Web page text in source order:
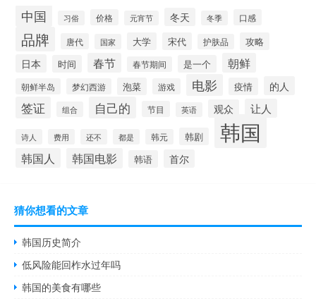
中国 习俗 价格 元宵节 冬天 冬季 口感
品牌 唐代 国家 大学 宋代 护肤品 攻略
日本 时间 春节 春节期间 是一个 朝鲜
朝鲜半岛 梦幻西游 泡菜 游戏 电影 疫情 的人
签证 组合 自己的 节目 英语 观众 让人
诗人 费用 还不 都是 韩元 韩剧 韩国
韩国人 韩国电影 韩语 首尔
猜你想看的文章
韩国历史简介
低风险能回柞水过年吗
韩国的美食有哪些